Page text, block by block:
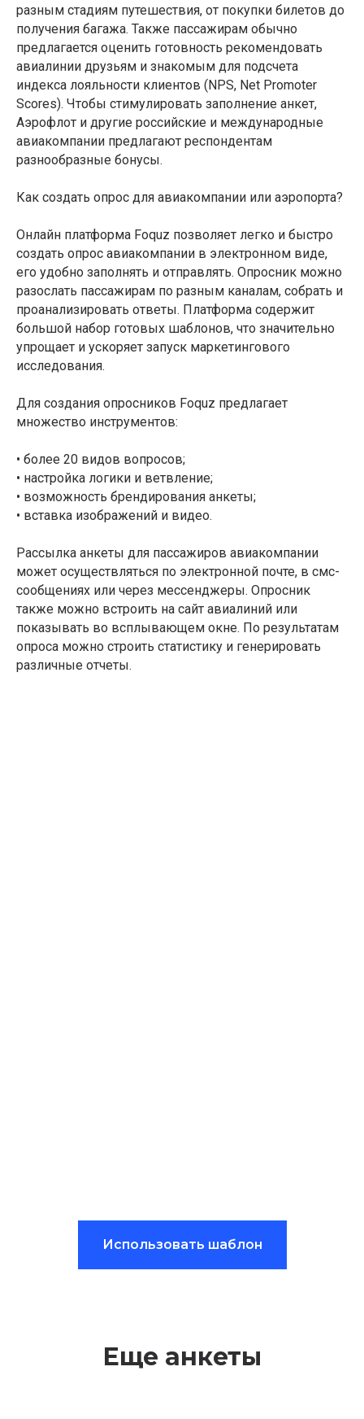
разным стадиям путешествия, от покупки билетов до
получения багажа. Также пассажирам обычно
предлагается оценить готовность рекомендовать
авиалинии друзьям и знакомым для подсчета
индекса лояльности клиентов (NPS, Net Promoter
Scores). Чтобы стимулировать заполнение анкет,
Аэрофлот и другие российские и международные
авиакомпании предлагают респондентам
разнообразные бонусы.
Как создать опрос для авиакомпании или аэропорта?
Онлайн платформа Foquz позволяет легко и быстро
создать опрос авиакомпании в электронном виде,
его удобно заполнять и отправлять. Опросник можно
разослать пассажирам по разным каналам, собрать и
проанализировать ответы. Платформа содержит
большой набор готовых шаблонов, что значительно
упрощает и ускоряет запуск маркетингового
исследования.
Для создания опросников Foquz предлагает
множество инструментов:
• более 20 видов вопросов;
• настройка логики и ветвление;
• возможность брендирования анкеты;
• вставка изображений и видео.
Рассылка анкеты для пассажиров авиакомпании
может осуществляться по электронной почте, в смс-
сообщениях или через мессенджеры. Опросник
также можно встроить на сайт авиалиний или
показывать во всплывающем окне. По результатам
опроса можно строить статистику и генерировать
различные отчеты.
Использовать шаблон
Еще анкеты